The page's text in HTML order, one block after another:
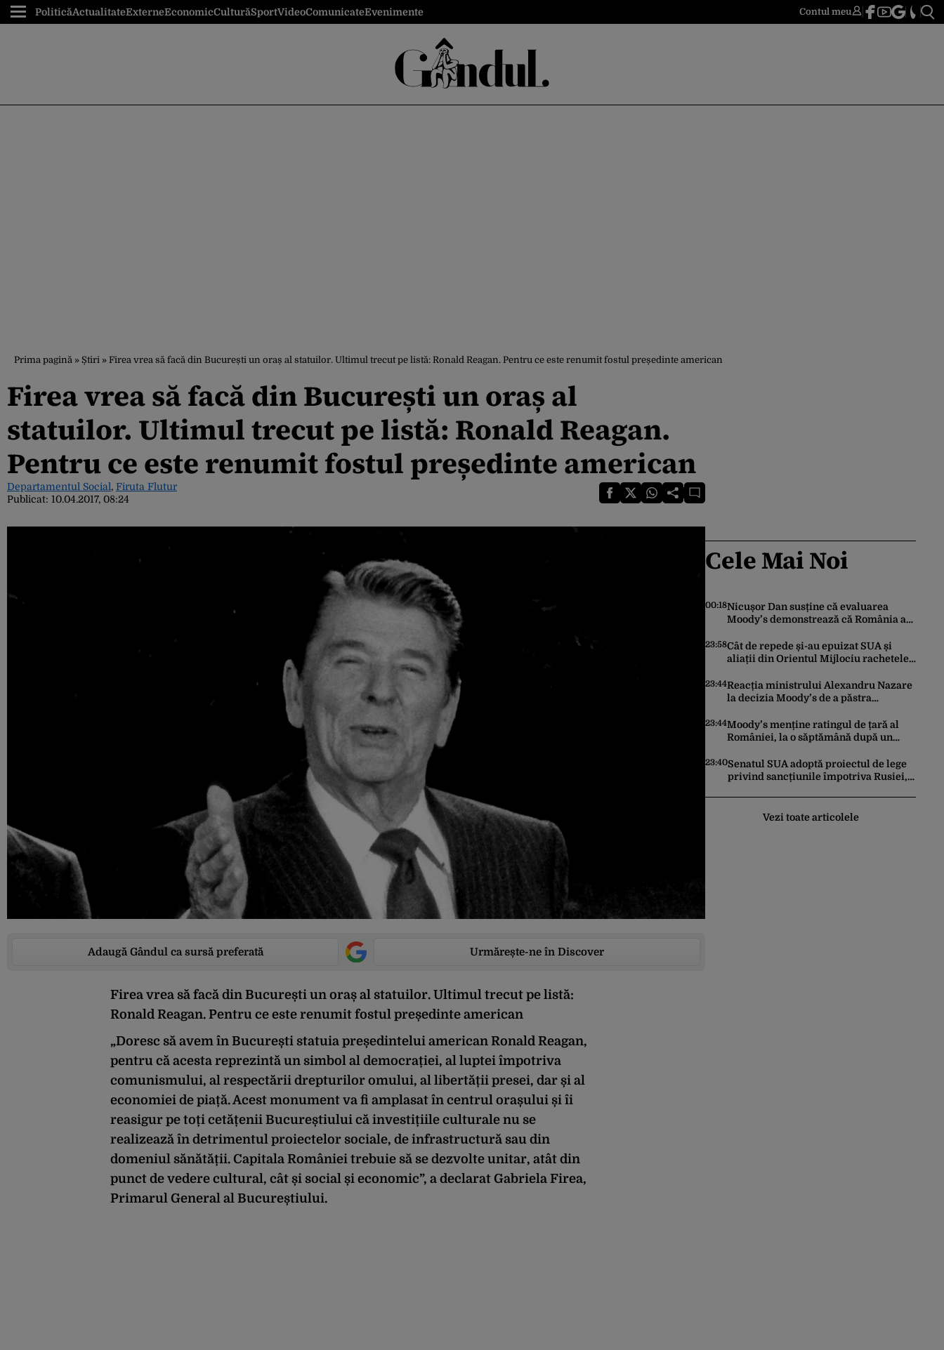
PoliticăActualitateExterneEconomicCulturăSportVideoComunicateEvenimente Contul meu
Prima pagină » Știri » Firea vrea să facă din București un oraș al statuilor. Ultimul trecut pe listă: Ronald Reagan. Pentru ce este renumit fostul președinte american
Firea vrea să facă din București un oraș al
statuilor. Ultimul trecut pe listă: Ronald Reagan.
Pentru ce este renumit fostul președinte american
Departamentul Social, Firuta Flutur
Publicat: 10.04.2017, 08:24
Adaugă Gândul ca sursă preferată Urmărește-ne în Discover
Firea vrea să facă din București un oraș al statuilor. Ultimul trecut pe listă:
Ronald Reagan. Pentru ce este renumit fostul președinte american
„Doresc să avem în București statuia președintelui american Ronald Reagan,
pentru că acesta reprezintă un simbol al democrației, al luptei împotriva
comunismului, al respectării drepturilor omului, al libertății presei, dar și al
economiei de piață. Acest monument va fi amplasat în centrul orașului și îi
reasigur pe toți cetățenii Bucureștiului că investițiile culturale nu se
realizează în detrimentul proiectelor sociale, de infrastructură sau din
domeniul sănătății. Capitala României trebuie să se dezvolte unitar, atât din
punct de vedere cultural, cât și social și economic”, a declarat Gabriela Firea,
Primarul General al Bucureștiului.
Cele Mai Noi
00:18Nicușor Dan susține că evaluarea
Moody’s demonstrează că România a
încrederea investitorilor: „Totuși,
perspectiva rămâne rezervată”
23:58Cât de repede și-au epuizat SUA și
aliații din Orientul Mijlociu rachetele
23:44Reacția ministrului Alexandru Nazare
la decizia Moody’s de a păstra
„Este un răgaz, dar în niciun caz un
motiv de relaxare”
23:44Moody’s menține ratingul de țară al
României, la o săptămână după un
unui guvern cu puteri depline,
principala vulnerabilitate din raport
23:40Senatul SUA adoptă proiectul de lege
privind sancțiunile împotriva Rusiei,
Vezi toate articolele